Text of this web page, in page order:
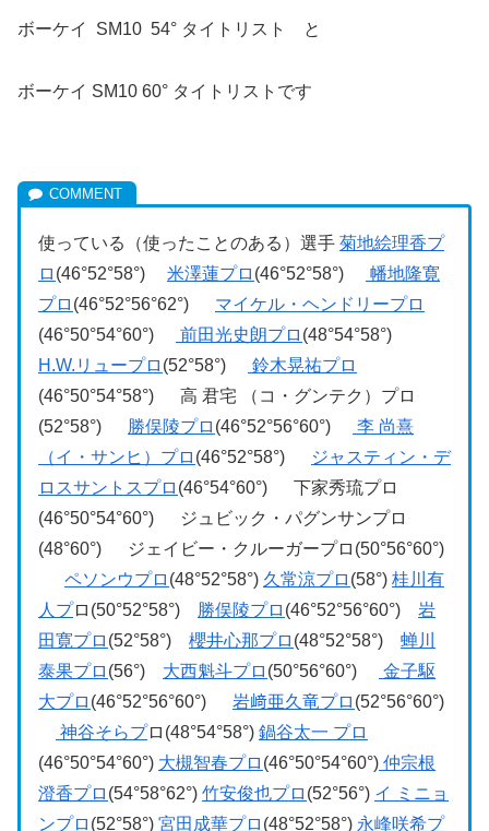
ボーケイ SM10 54° タイトリスト と
ボーケイ SM10 60° タイトリストです
使っている（使ったことのある）選手 菊地絵理香プ
ロ (46°52°58°) 米澤蓮プロ (46°52°58°)
幡地隆寛
プロ (46°52°56°62°) マイケル・ヘンドリープロ
(46°50°54°60°)
前田光史朗プロ (48°54°58°)
H.W.リュープロ (52°58°)
鈴木晃祐プロ
(46°50°54°58°) 高 君宅 （コ・グンテク）プロ
(52°58°) 勝俣陵プロ (46°52°56°60°)
李 尚熹
（イ・サンヒ）プロ (46°52°58°)
ジャスティン・デ
ロスサントスプロ (46°54°60°) 下家秀琉プロ
(46°50°54°60°) ジュビック・パグンサンプロ
(48°60°) ジェイビー・クルーガープロ(50°56°60°)
ペソンウプロ (48°52°58°) 久常涼プロ (58°) 桂川有
人プロ(50°52°58°) 勝俣陵プロ (46°52°56°60°) 岩
田寛プロ (52°58°) 櫻井心那プロ (48°52°58°) 蝉川
泰果プロ (56°) 大西魁斗プロ (50°56°60°)
金子駆
大プロ (46°52°56°60°) 岩﨑亜久竜プロ (52°56°60°)
神谷そらプロ(48°54°58°) 鍋谷太一 プロ
(46°50°54°60°) 大槻智春プロ (46°50°54°60°) 仲宗根
澄香プロ (54°58°62°) 竹安俊也プロ (52°56°) イ ミニョ
ンプロ (52°58°) 宮田成華プロ (48°52°58°) 永峰咲希プ